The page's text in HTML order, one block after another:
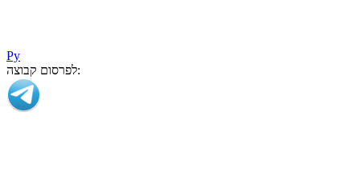
Ру
לפרסום קבוצה: